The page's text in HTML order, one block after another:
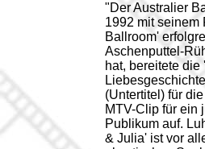
"Der Australier
1992 mit seinem
Ballroom'
Aschenputtel-
hat, bereitete die
(Untertitel) für
MTV-Clip für ein
Publikum auf.
& Julia' ist vor